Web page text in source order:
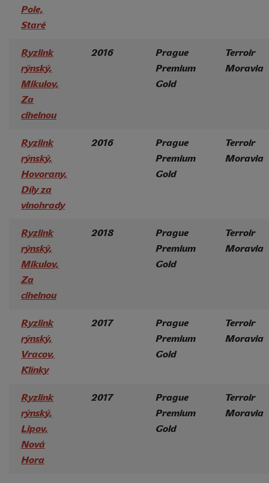
Pole,
Staré
Ryzlink
rýnský,
Mikulov,
Za
cihelnou
2016
Prague
Premium
Gold
Terroir
Moravia
Ryzlink
rýnský,
Hovorany,
Díly za
vinohrady
2016
Prague
Premium
Gold
Terroir
Moravia
Ryzlink
rýnský,
Mikulov,
Za
cihelnou
2018
Prague
Premium
Gold
Terroir
Moravia
Ryzlink
rýnský,
Vracov,
Klínky
2017
Prague
Premium
Gold
Terroir
Moravia
Ryzlink
rýnský,
Lipov,
Nová
Hora
2017
Prague
Premium
Gold
Terroir
Moravia